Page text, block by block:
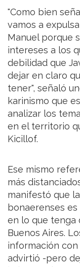
"Como bien
vamos a
Manuel porque
intereses a los
debilidad que
dejar en claro
tener", señaló
karinismo que
analizar los
en el territorio
Kicillof.
Ese mismo
más
manifestó que
bonaerenses
en lo que tenga
Buenos Aires.
información con
advirtió -pero